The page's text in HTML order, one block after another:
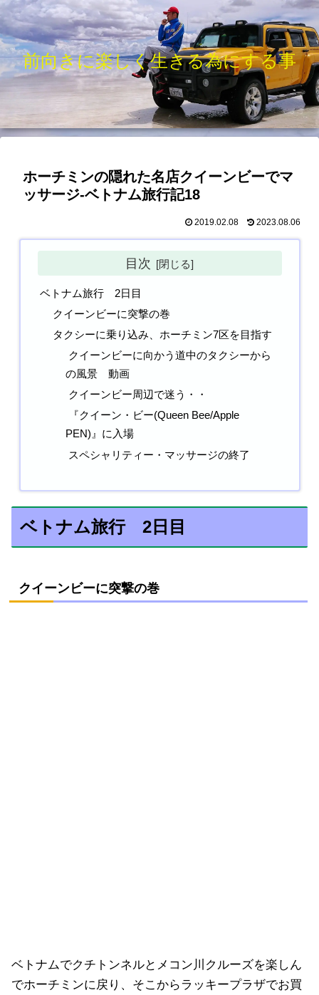
前向きに楽しく生きる為にする事
ホーチミンの隠れた名店クイーンビーでマ
ッサージ-ベトナム旅行記18
2019.02.08 2023.08.06
目次
ベトナム旅行 2日目
クイーンビーに突撃の巻
タクシーに乗り込み、ホーチミン7区を目指す
クイーンビーに向かう道中のタクシーから
の風景 動画
クイーンビー周辺で迷う・・
『クイーン・ビー(Queen Bee/Apple
PEN)』に入場
スペシャリティー・マッサージの終了
ベトナム旅行 2日目
クイーンビーに突撃の巻
ベトナムでクチトンネルとメコン川クルーズを楽しん
でホーチミンに戻り、そこからラッキープラザでお買